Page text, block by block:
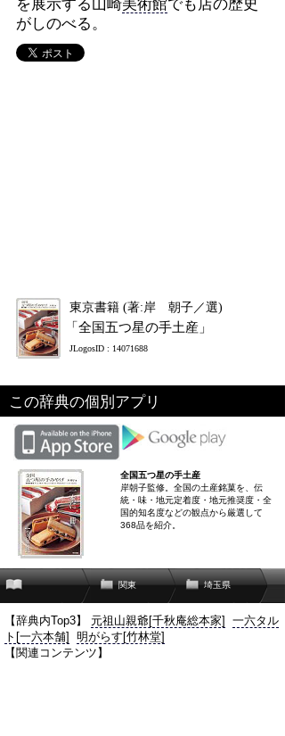
を展示する山崎美術館でも店の歴史
がしのべる。
東京書籍 (著:岸 朝子／選)
「全国五つ星の手土産」
JLogosID : 14071688
この辞典の個別アプリ
全国五つ星の手土産
岸朝子監修。全国の土産銘菓を、伝
統・味・地元定着度・地元推奨度・全
国的知名度などの観点から厳選して
368品を紹介。
関東 埼玉県
【辞典内Top3】 元祖山親爺[千秋庵総本家]
一六タル
ト[一六本舗]
明がらす[竹林堂]
【関連コンテンツ】